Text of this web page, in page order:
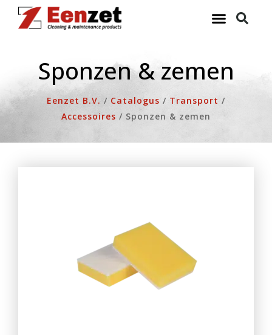
naar
Sponzen & zemen
Eenzet B.V. / Catalogus / Transport /
Accessoires / Sponzen & zemen